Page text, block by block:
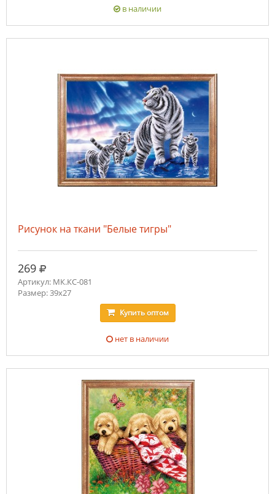
в наличии
Рисунок на ткани "Белые тигры"
269 руб.
Артикул: МК.КС-081
Размер: 39х27
Купитьоптом
нет в наличии